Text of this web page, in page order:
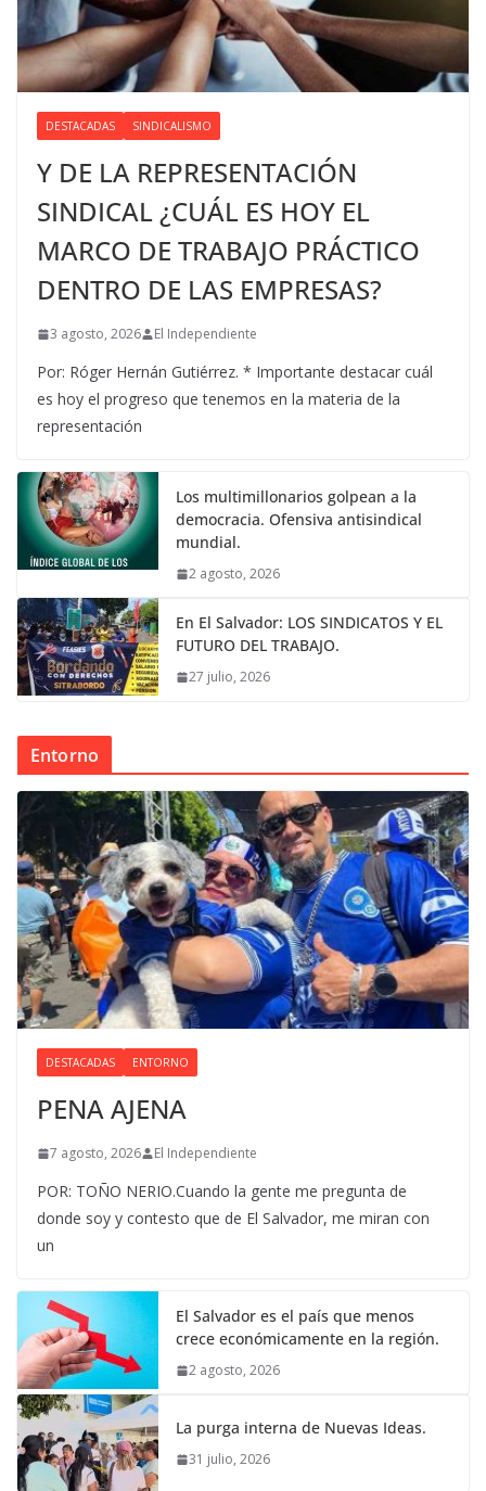
DESTACADAS SINDICALISMO
Y DE LA REPRESENTACIÓN
SINDICAL ¿CUÁL ES HOY EL
MARCO DE TRABAJO PRÁCTICO
DENTRO DE LAS EMPRESAS?
3 agosto, 2026 El Independiente
Por: Róger Hernán Gutiérrez. * Importante destacar cuál
es hoy el progreso que tenemos en la materia de la
representación
Los multimillonarios golpean a la
democracia. Ofensiva antisindical
mundial.
2 agosto, 2026
En El Salvador: LOS SINDICATOS Y EL
FUTURO DEL TRABAJO.
27 julio, 2026
Entorno
DESTACADAS ENTORNO
PENA AJENA
7 agosto, 2026 El Independiente
POR: TOÑO NERIO.Cuando la gente me pregunta de
donde soy y contesto que de El Salvador, me miran con
un
El Salvador es el país que menos
crece económicamente en la región.
2 agosto, 2026
La purga interna de Nuevas Ideas.
31 julio, 2026